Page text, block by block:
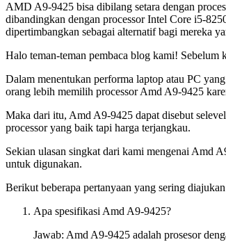
AMD A9-9425 bisa dibilang setara dengan
dibandingkan dengan processor Intel Core i5-
dipertimbangkan sebagai alternatif bagi mereka
Halo teman-teman pembaca blog kami!
Dalam menentukan performa laptop atau PC
orang lebih memilih processor Amd A9-9425
Maka dari itu, Amd A9-9425 dapat disebut
processor yang baik tapi harga terjangkau.
Sekian ulasan singkat dari kami mengenai Amd
untuk digunakan.
Berikut beberapa pertanyaan yang sering
Apa spesifikasi Amd A9-9425?
Jawab: Amd A9-9425 adalah prosesor